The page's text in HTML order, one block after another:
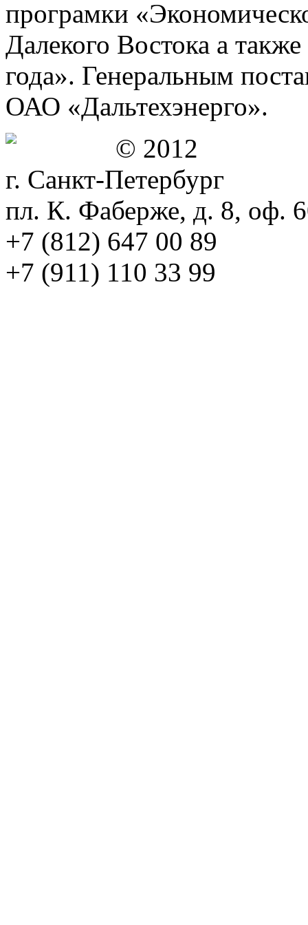
програмки
Далекого Востока а
года». Генеральным
ОАО «Дальтехэнерго».
© 2012
г. Санкт-Петербург
пл. К. Фаберже, д. 8, оф.
+7 (812) 647 00 89
+7 (911) 110 33 99